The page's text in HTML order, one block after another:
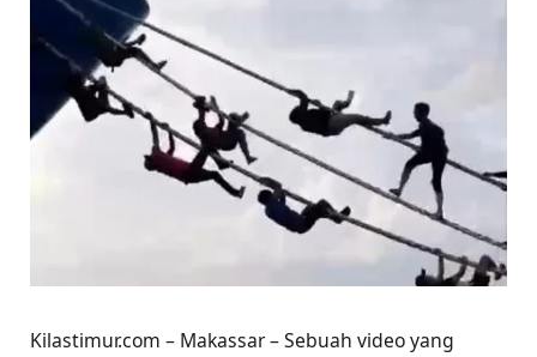
Kilastimur.com – Makassar – Sebuah video yang